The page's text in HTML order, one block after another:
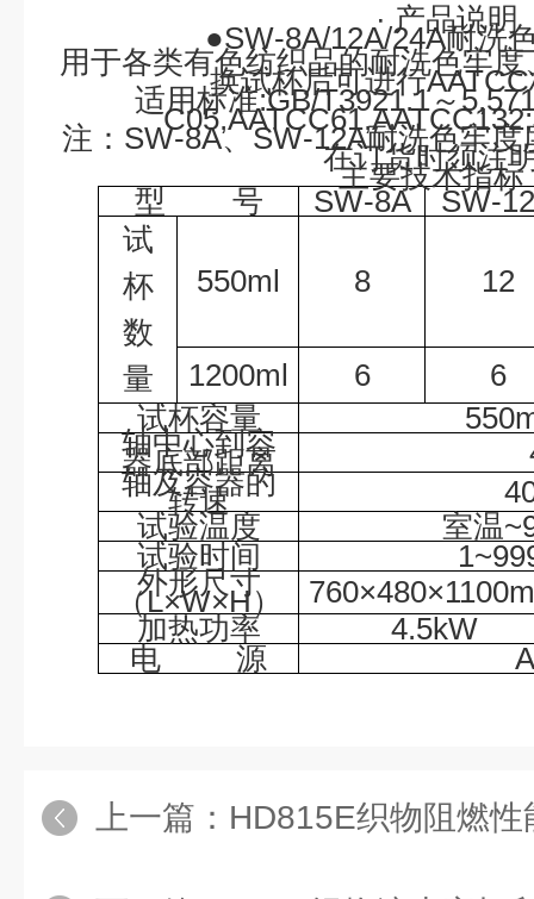
·产品说明
●SW-8A/12A/24A耐洗
用于各类有色纺织品的耐洗色牢
换试杯后可进行AATCC
适用标准:GB/T3921.1～
注： SW-8A、SW-12A耐洗色牢度
在订货时须注
主要技术指标
型 号 SW-8A
SW-
试
杯
数
量
550ml 8 12
1200ml 6
6
试杯容量
轴中心到容
器底部距离
轴及容器的
转速
试验温度
室温
试验时间
外形尺寸
（L×W×H） 760×480×
加热功率
4.5kW
电
源
上一篇： HD815E织物阻燃性